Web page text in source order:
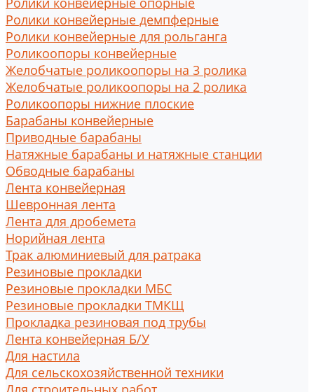
Ролики конвейерные демпферные
Ролики конвейерные для рольганга
Роликоопоры конвейерные
Желобчатые роликоопоры на 3 ролика
Желобчатые роликоопоры на 2 ролика
Роликоопоры нижние плоские
Барабаны конвейерные
Приводные барабаны
Натяжные барабаны и натяжные станции
Обводные барабаны
Лента конвейерная
Шевронная лента
Лента для дробемета
Норийная лента
Трак алюминиевый для ратрака
Резиновые прокладки
Резиновые прокладки МБС
Резиновые прокладки ТМКЩ
Прокладка резиновая под трубы
Лента конвейерная Б/У
Для настила
Для сельскохозяйственной техники